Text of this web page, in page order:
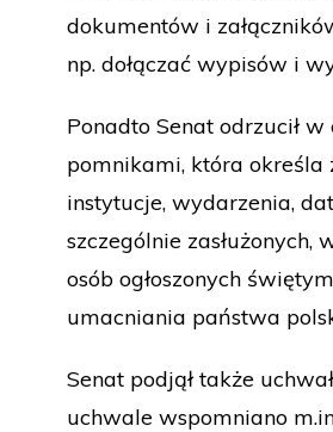
dokumentów i
np. dołączać wypisów i
Ponadto Senat odrzucił
pomnikami, która określa
instytucje, wydarzenia,
szczególnie
osób ogłoszonych
umacniania państwa
Senat podjął także
uchwale wspomniano